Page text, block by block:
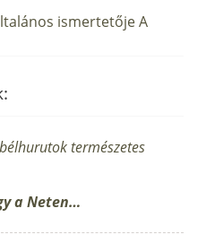
ismertetője A
természetes
a Neten…